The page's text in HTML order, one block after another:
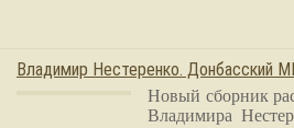
Владимир Нестеренко. Донбасский
Новый сборник
Владимира